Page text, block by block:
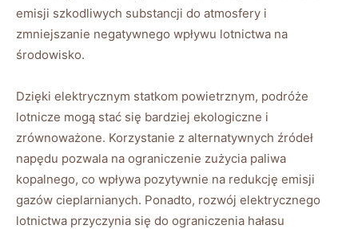
emisji ⁤szkodliwych substancji‍ do atmosfery ‌i
zmniejszanie negatywnego wpływu ‍lotnictwa na
środowisko.
Dzięki elektrycznym statkom⁢ powietrznym,‌ podróże‌
lotnicze mogą stać ‌się bardziej ekologiczne i
zrównoważone. Korzystanie ⁣z alternatywnych źródeł
napędu pozwala na ograniczenie zużycia paliwa
kopalnego, co wpływa pozytywnie na redukcję emisji
gazów cieplarnianych. Ponadto, rozwój elektrycznego
lotnictwa przyczynia się do ograniczenia hałasu